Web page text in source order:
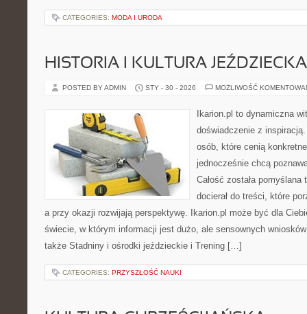
CATEGORIES: MODA I URODA
HISTORIA I KULTURA JEŹDZIECKA
POSTED BY ADMIN STY - 30 - 2026 MOŻLIWOŚĆ
Ikarion.pl to dynamiczna
doświadczenie z
osób, które cenią
jednocześnie chcą
Całość została
docierał do treści, które
a przy okazji rozwijają perspektywę. Ikarion.pl może być dla
świecie, w którym informacji jest dużo, ale sensownych
także Stadniny i ośrodki jeździeckie i Trening […]
CATEGORIES: PRZYSZŁOŚĆ NAUKI